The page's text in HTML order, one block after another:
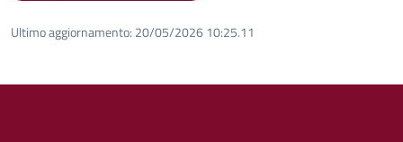
Ultimo aggiornamento: 20/05/2026 10:25.11